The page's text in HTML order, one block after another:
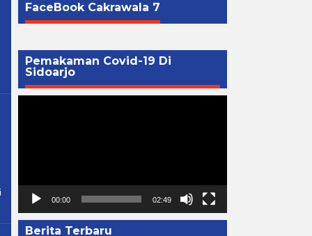
FaceBook Cakrawala 7
Pemakaman Covid-19 Di
Sidoarjo
00:00 02:49
Berita Terbaru